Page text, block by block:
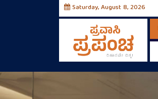
Saturday, August 8, 2026